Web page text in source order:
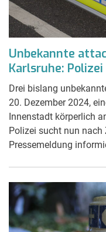
Unbekannte
Karlsruhe:
Drei bislang
20. Dezember 2024,
Innenstadt körperlich
Polizei sucht nun nach
Pressemeldung